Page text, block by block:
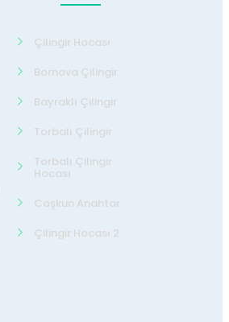
Çilingir Hocası
Bornova Çilingir
Bayraklı Çilingir
Torbalı Çilingir
Torbalı Çilingir
Hocası
Coşkun Anahtar
Çilingir Hocası 2